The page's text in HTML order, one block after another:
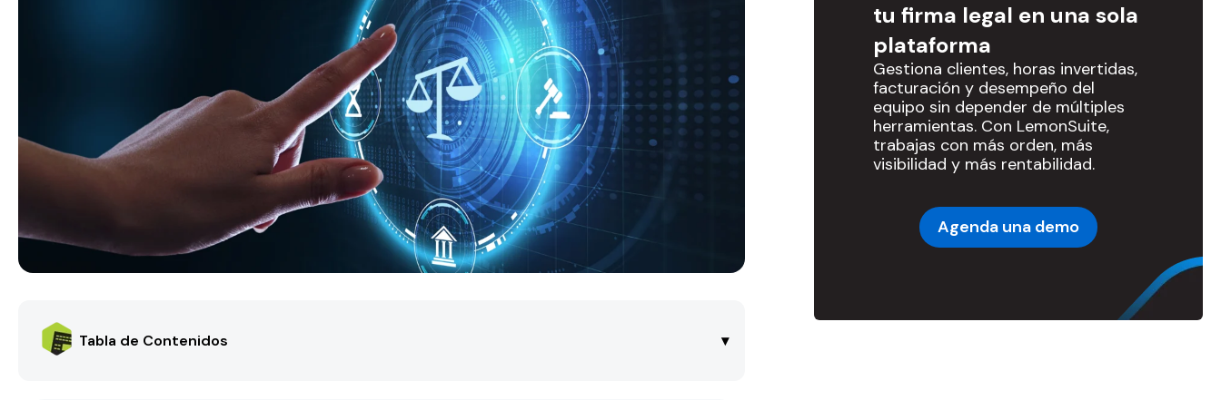
Tabla de Contenidos ▾
tu firma legal en una sola
plataforma
Gestiona clientes, horas invertidas,
facturación y desempeño del
equipo sin depender de múltiples
herramientas. Con LemonSuite,
trabajas con más orden, más
visibilidad y más rentabilidad.
Agenda una demo